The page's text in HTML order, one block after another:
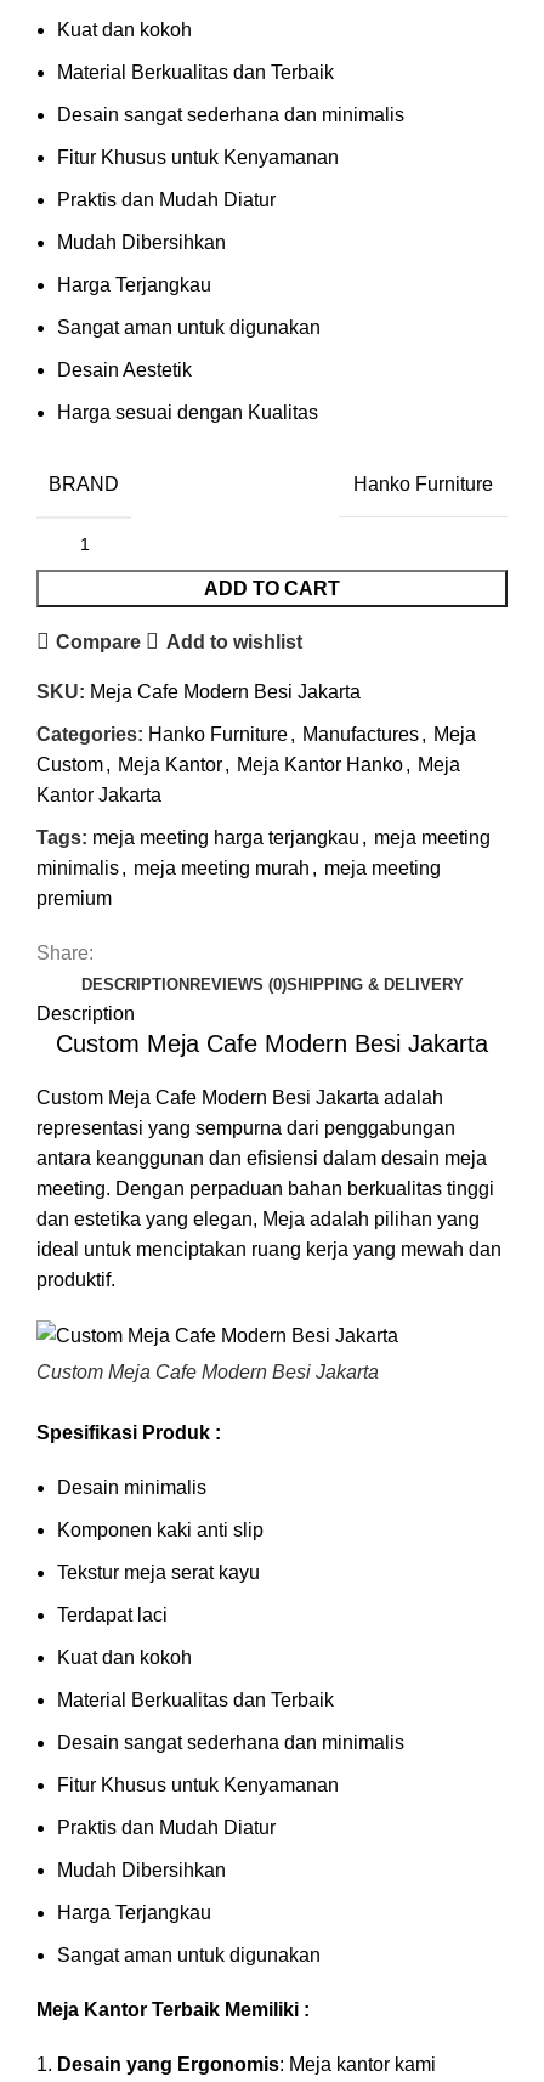
Kuat dan kokoh
Material Berkualitas dan Terbaik
Desain sangat sederhana dan minimalis
Fitur Khusus untuk Kenyamanan
Praktis dan Mudah Diatur
Mudah Dibersihkan
Harga Terjangkau
Sangat aman untuk digunakan
Desain Aestetik
Harga sesuai dengan Kualitas
BRAND Hanko Furniture
ADD TO CART
Compare Add to wishlist
SKU: Meja Cafe Modern Besi Jakarta
Categories: Hanko Furniture, Manufactures, Meja
Custom, Meja Kantor, Meja Kantor Hanko, Meja
Kantor Jakarta
Tags: meja meeting harga terjangkau , meja meeting
minimalis, meja meeting murah , meja meeting
premium
Share:
DESCRIPTION REVIEWS (0)SHIPPING & DELIVERY
Description
Custom Meja Cafe Modern Besi Jakarta
Custom Meja Cafe Modern Besi Jakarta adalah
representasi yang sempurna dari penggabungan
antara keanggunan dan efisiensi dalam desain meja
meeting. Dengan perpaduan bahan berkualitas tinggi
dan estetika yang elegan, Meja adalah pilihan yang
ideal untuk menciptakan ruang kerja yang mewah dan
produktif.
Custom Meja Cafe Modern Besi Jakarta
Spesifikasi Produk :
Desain minimalis
Komponen kaki anti slip
Tekstur meja serat kayu
Terdapat laci
Kuat dan kokoh
Material Berkualitas dan Terbaik
Desain sangat sederhana dan minimalis
Fitur Khusus untuk Kenyamanan
Praktis dan Mudah Diatur
Mudah Dibersihkan
Harga Terjangkau
Sangat aman untuk digunakan
Meja Kantor Terbaik Memiliki :
Desain yang Ergonomis: Meja kantor kami